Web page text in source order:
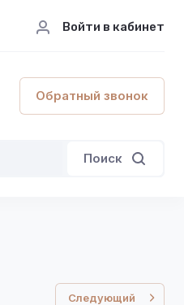
Войти в кабинет
Обратный звонок
Поиск
Следующий